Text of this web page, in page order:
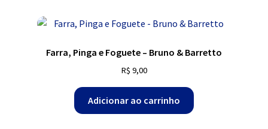
Farra, Pinga e Foguete – Bruno & Barretto
R$ 9,00
Adicionar ao carrinho